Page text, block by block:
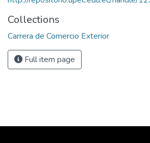
Collections
Carrera de Comercio Exterior
Full item page